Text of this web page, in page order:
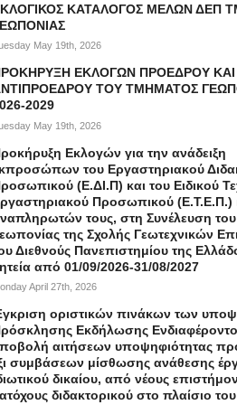
ΚΑΤΑΛΟΓΟΣ ΜΕΛΩΝ ΔΕΠ
May 19th, 2026
ΕΚΛΟΓΩΝ ΠΡΟΕΔΡΟΥ ΚΑΙ
ΤΟΥ ΤΜΗΜΑΤΟΣ
2029
May 19th, 2026
Εκλογών για την ανάδειξη
του Εργαστηριακού
(Ε.ΔΙ.Π) και του Ειδικού
Προσωπικού (Ε.Τ.Ε.Π.)
τους, στη Συνέλευση
της Σχολής Γεωτεχνικών
Διεθνούς Πανεπιστημίου της
από 01/09/2026-31/08/2027
April 27th, 2026
οριστικών πινάκων των
Εκδήλωσης
αιτήσεων υποψηφιότητας
συμβάσεων μίσθωσης ανάθεσης
δικαίου, από νέους
διδακτορικού στο πλαίσιο του